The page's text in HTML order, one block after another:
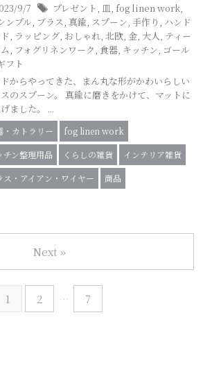
9/7 プレゼント, 皿, fog linen work,
ンプル, ブラス, 真鍮, スプーン, 手作り , ハンド
, ラッピング, おしゃれ, 北欧, 金, 大人, ティー
, フォグリネンワーク, 食器, キッチン, ゴール
フト
からやってきた、まん丸な形がかわいらしい
のスプーン。 真鍮に磨きをかけて、マットに
ました。 ...
・カトラリー
fog linen work
チン整理用品
くらしの雑貨
インテリア雑貨
ス・アイアン・ワイヤー
商品
1 2 … 7
Next »